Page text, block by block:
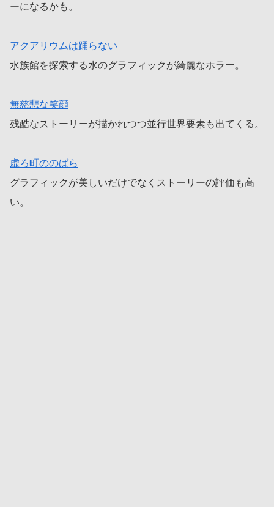
ーになるかも。
アクアリウムは踊らない
水族館を探索する水のグラフィックが綺麗なホラー。
無慈悲な笑顔
残酷なストーリーが描かれつつ並行世界要素も出てくる。
虚ろ町ののばら
グラフィックが美しいだけでなくストーリーの評価も高
い。